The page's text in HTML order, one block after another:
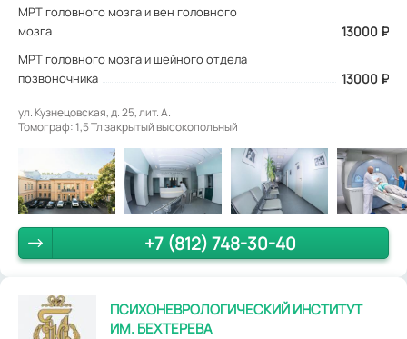
МРТ головного мозга и вен головного
мозга
13000 ₽
МРТ головного мозга и шейного отдела
позвоночника
13000 ₽
ул. Кузнецовская, д. 25, лит. А.
Томограф: 1,5 Тл закрытый высокопольный
+7 (812) 748-30-40
ПСИХОНЕВРОЛОГИЧЕСКИЙ ИНСТИТУТ
ИМ. БЕХТЕРЕВА